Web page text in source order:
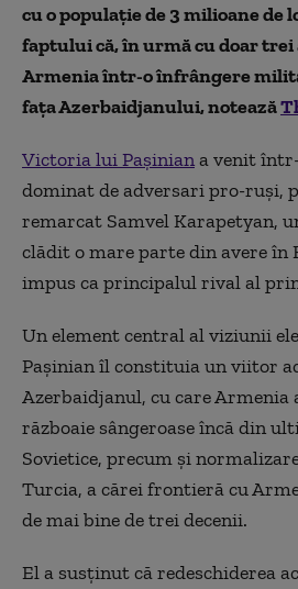
cu o populație de 3 milioane de
faptului că, în urmă cu doar trei
Armenia într-o înfrângere
fața Azerbaidjanului, notează
Victoria lui Pașiniana venit
dominat de adversari pro-ruși,
remarcat Samvel Karapetyan,
clădit o mare parte din avere în
impus ca principalul rival al
Un element central al viziunii
Pașinian îl constituia un viitor
Azerbaidjanul, cu care Armenia
războaie sângeroase încă din
Sovietice, precum și
Turcia, a cărei frontieră cu
de mai bine de trei decenii.
El a susținut că redeschiderea